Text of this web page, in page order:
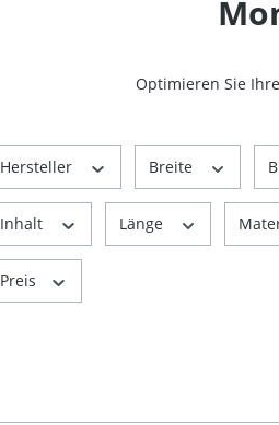
Optimieren Sie
Hersteller Breite
Inhalt Länge
Preis